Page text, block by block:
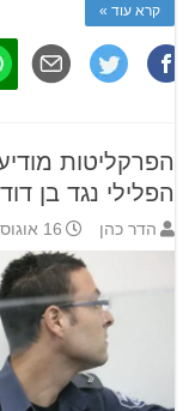
קרא עוד »
הפרקליטות
הפלילי נגד בן
הדר כהן 16 אוגוסט 2018 14:47